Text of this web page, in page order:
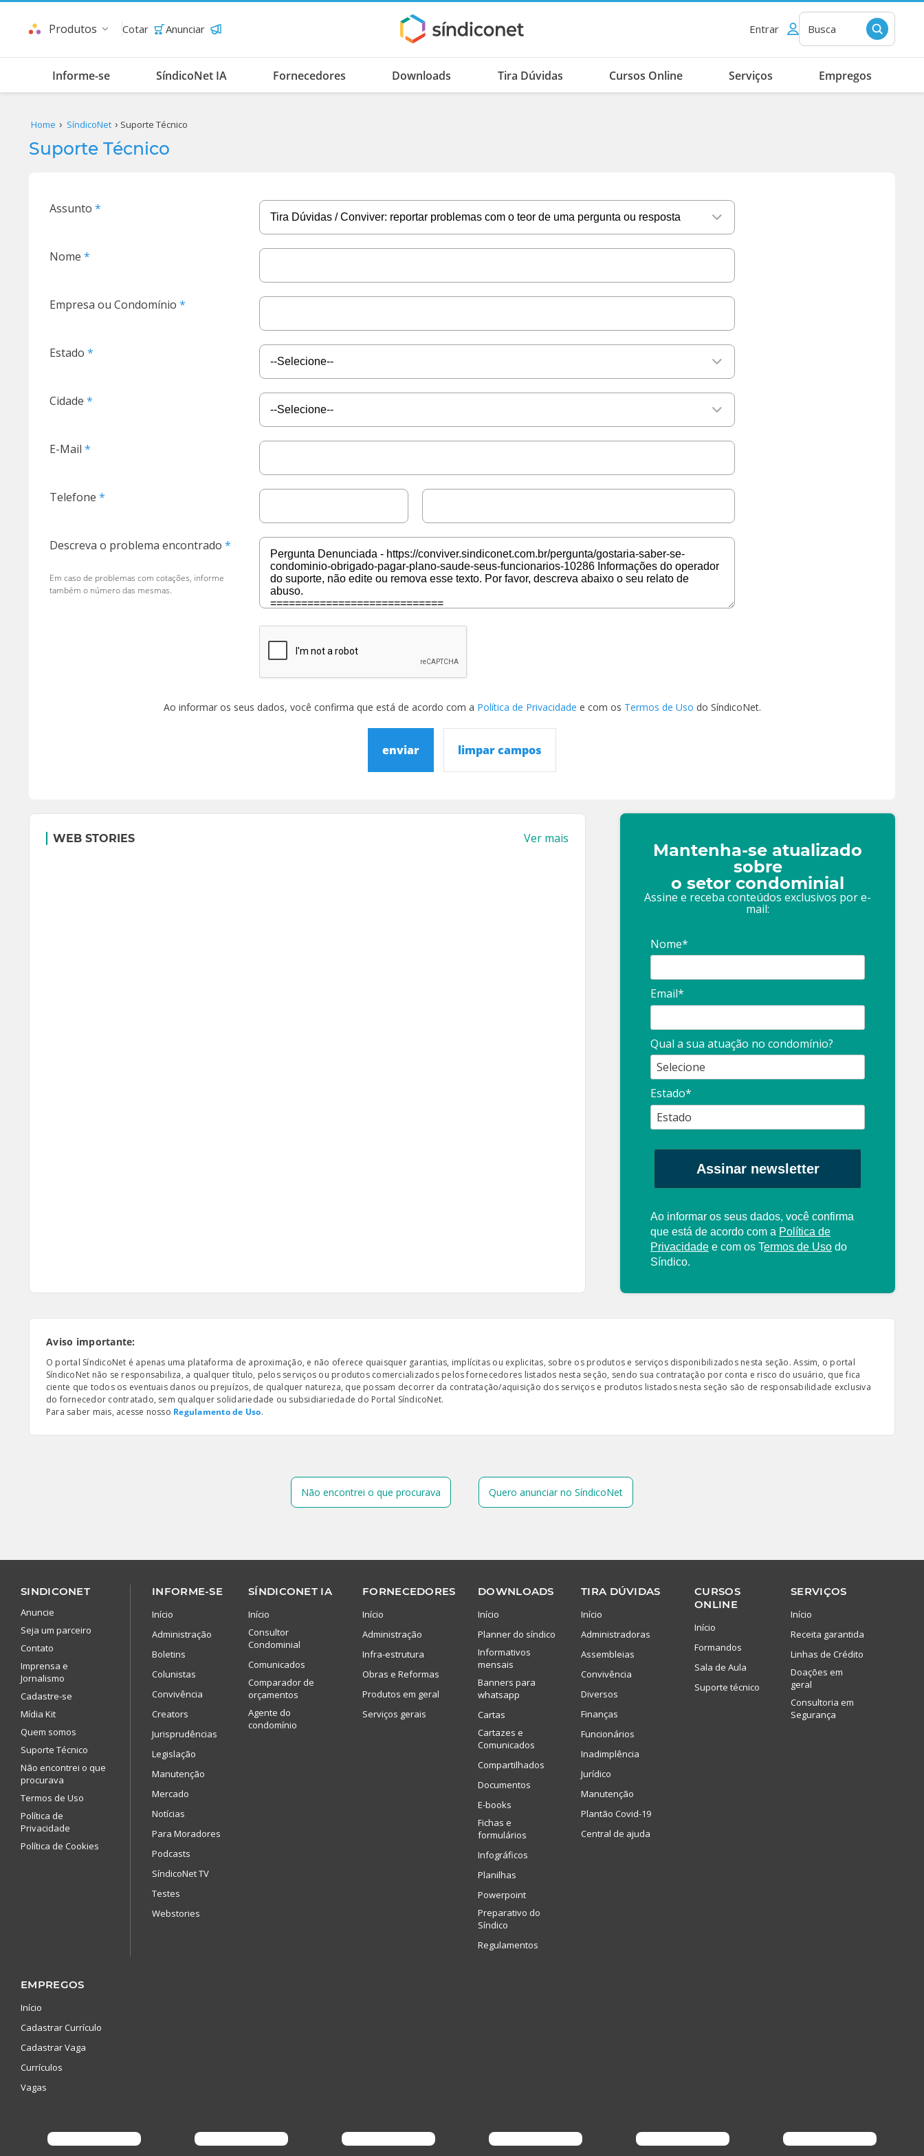
Produtos Cotar Anunciar Entrar Busca
Informe-se SíndicoNet IA Fornecedores Downloads Tira Dúvidas Cursos Online Serviços Empregos
Home SíndicoNet Suporte Técnico
Suporte Técnico
Assunto
Nome
Empresa ou Condomínio
Estado
Cidade
E-Mail
Telefone
Descreva o problema encontrado
Em caso de problemas com cotações, informe
também o número das mesmas.
Ao informar os seus dados, você confirma que está de acordo com a Política de Privacidade e com os Termos de Uso do SíndicoNet.
enviar limpar campos
WEB STORIES Ver mais
Mantenha-se atualizado
sobre
o setor condominial
Assine e receba conteúdos exclusivos por e-
mail:
Nome*
Email*
Qual a sua atuação no condomínio?
Estado*
Assinar newsletter
Ao informar os seus dados, você confirma
que está de acordo com a Política de
Privacidade e com os Termos de Uso do
Síndico.
Aviso importante:
O portal SíndicoNet é apenas uma plataforma de aproximação, e não oferece quaisquer garantias, implícitas ou explicitas, sobre os produtos e serviços disponibilizados nesta seção. Assim, o portal
SíndicoNet não se responsabiliza, a qualquer título, pelos serviços ou produtos comercializados pelos fornecedores listados nesta seção, sendo sua contratação por conta e risco do usuário, que fica
ciente que todos os eventuais danos ou prejuízos, de qualquer natureza, que possam decorrer da contratação/aquisição dos serviços e produtos listados nesta seção são de responsabilidade exclusiva
do fornecedor contratado, sem qualquer solidariedade ou subsidiariedade do Portal SíndicoNet.
Para saber mais, acesse nosso Regulamento de Uso.
Não encontrei o que procurava Quero anunciar no SíndicoNet
SINDICONET
Anuncie
Seja um parceiro
Contato
Imprensa e
Jornalismo
Cadastre-se
Mídia Kit
Quem somos
Suporte Técnico
Não encontrei o que
procurava
Termos de Uso
Política de
Privacidade
Política de Cookies
INFORME-SE
Início
Administração
Boletins
Colunistas
Convivência
Creators
Jurisprudências
Legislação
Manutenção
Mercado
Notícias
Para Moradores
Podcasts
SíndicoNet TV
Testes
Webstories
SÍNDICONET IA
Início
Consultor
Condominial
Comunicados
Comparador de
orçamentos
Agente do
condomínio
FORNECEDORES
Início
Administração
Infra-estrutura
Obras e Reformas
Produtos em geral
Serviços gerais
DOWNLOADS
Início
Planner do síndico
Informativos
mensais
Banners para
whatsapp
Cartas
Cartazes e
Comunicados
Compartilhados
Documentos
E-books
Fichas e
formulários
Infográficos
Planilhas
Powerpoint
Preparativo do
Síndico
Regulamentos
TIRA DÚVIDAS
Início
Administradoras
Assembleias
Convivência
Diversos
Finanças
Funcionários
Inadimplência
Jurídico
Manutenção
Plantão Covid-19
Central de ajuda
CURSOS
ONLINE
Início
Formandos
Sala de Aula
Suporte técnico
SERVIÇOS
Início
Receita garantida
Linhas de Crédito
Doações em
geral
Consultoria em
Segurança
EMPREGOS
Início
Cadastrar Currículo
Cadastrar Vaga
Currículos
Vagas